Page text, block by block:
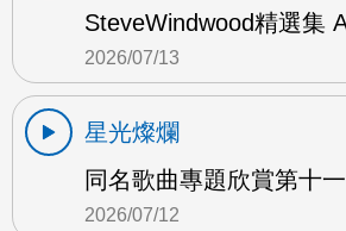
SteveWindwood精選集
2026/07/13
星光燦爛
同名歌曲專題欣賞第十
2026/07/12